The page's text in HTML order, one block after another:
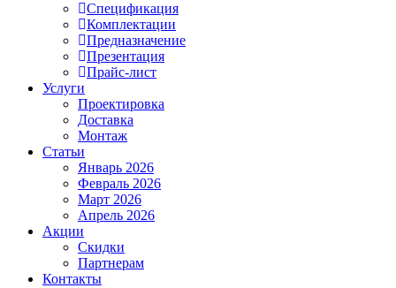
Спецификация
Комплектации
Предназначение
Презентация
Прайс-лист
Услуги
Проектировка
Доставка
Монтаж
Статьи
Январь 2026
Февраль 2026
Март 2026
Апрель 2026
Акции
Скидки
Партнерам
Контакты